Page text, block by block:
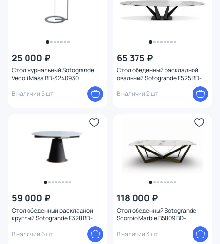
25 000 ₽
Стол журнальный Sotogrande
Vecoli Masa BD-3240930
В наличии 5 шт.
65 375 ₽
Стол обеденный раскладной
овальный Sotogrande F525 BD-
В наличии 2 шт.
59 000 ₽
Стол обеденный раскладной
круглый Sotogrande F328 BD-
В наличии 6 шт.
118 000 ₽
Стол обеденный Sotogrande
Scorpio Marble B5809 BD-
В наличии 3 шт.